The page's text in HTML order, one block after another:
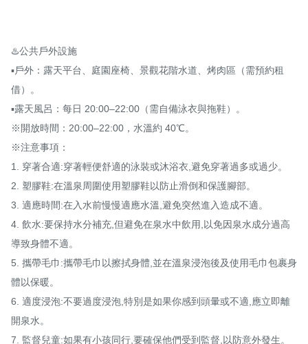
♨️公共戶外設施
▪️戶外：露天平台、庭園座椅、景觀花階水道、烤肉區（需預約租
借）。
▪️露天風呂：每日 20:00–22:00（需自備泳衣與拖鞋）。
※開放時間：20:00–22:00，水溫約 40℃。
※注意事項：
1. 穿著合適:穿著輕便舒適的泳裝或沐浴衣,避免穿著過多或過少。
2. 塑膠鞋:在溫泉周圍使用塑膠鞋以防止滑倒和保護腳部。
3. 適應時間:在入水前慢慢適應水溫,避免突然進入造成不適。
4. 飲水:要保持水分補充,但避免在泉水中飲用,以免因泉水成分過高
導致身體不適。
5. 攜帶毛巾:攜帶毛巾以擦拭身體,並在溫泉浸泡後及使用毛巾包裹身
體以保暖。
6. 適度浸泡:不要過度浸泡,特別是如果你感到頭暈或不適,應立即離
開泉水。
7. 監督兒童:如果有小孩同行,要確保他們受到監督,以防意外發生。